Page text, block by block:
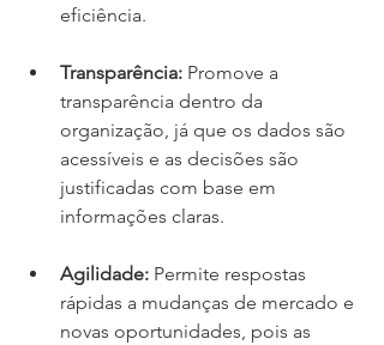
eficiência.
Transparência: Promove a
transparência dentro da
organização, já que os dados são
acessíveis e as decisões são
justificadas com base em
informações claras.
Agilidade: Permite respostas
rápidas a mudanças de mercado e
novas oportunidades, pois as